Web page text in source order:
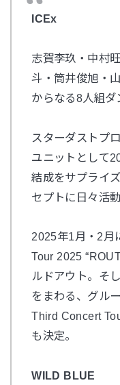
ICEx
志賀李玖・中村
斗・筒井俊旭・
からなる8人組ダ
スターダストプ
ユニットとして
結成をサプライ
セプトに日々活動
2025年1月・2月
Tour 2025
ルドアウト。そ
をまわる、グル
Third Concert
も決定。
WILD BLUE